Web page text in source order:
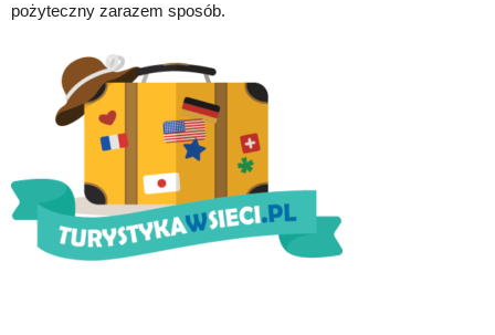
pożyteczny zarazem sposób.